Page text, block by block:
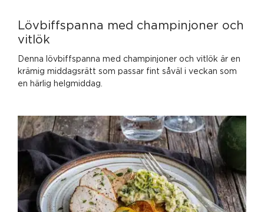
Lövbiffspanna med champinjoner och
vitlök
Denna lövbiffspanna med champinjoner och vitlök är en
krämig middagsrätt som passar fint såväl i veckan som
en härlig helgmiddag.